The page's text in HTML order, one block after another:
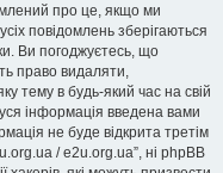
про це, якщо ми
повідомлень зберігаються
Ви погоджуєтесь, що
право видаляти,
тему в будь-який час на свій
інформація введена вами
не буде відкрита третім
/ e2u.org.ua”, ні phpBB